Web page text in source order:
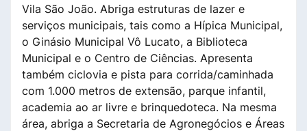
Vila São João. Abriga estruturas de lazer e
serviços municipais, tais como a Hípica Municipal,
o Ginásio Municipal Vô Lucato, a Biblioteca
Municipal e o Centro de Ciências. Apresenta
também ciclovia e pista para corrida/caminhada
com 1.000 metros de extensão, parque infantil,
academia ao ar livre e brinquedoteca. Na mesma
área, abriga a Secretaria de Agronegócios e Áreas